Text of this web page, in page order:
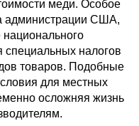
меди. Особое
администрации США,
специальных налогов
товаров. Подобные
для местных
осложняя жизнь